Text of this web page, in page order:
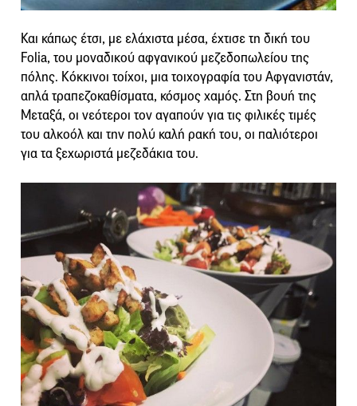
Και κάπως έτσι, με ελάχιστα μέσα, έχτισε τη δική του
Folia, του μοναδικού αφγανικού μεζεδοπωλείου της
πόλης. Κόκκινοι τοίχοι, μια τοιχογραφία του Αφγανιστάν,
απλά τραπεζοκαθίσματα, κόσμος χαμός. Στη βουή της
Μεταξά, οι νεότεροι τον αγαπούν για τις φιλικές τιμές
του αλκοόλ και την πολύ καλή ρακή του, οι παλιότεροι
για τα ξεχωριστά μεζεδάκια του.